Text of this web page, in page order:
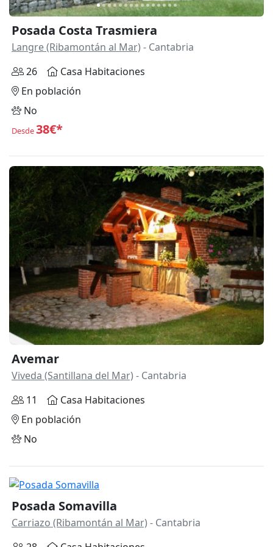
Posada Costa Trasmiera
Langre (Ribamontán al Mar) - Cantabria
26
Casa Habitaciones
En población
No
Desde38€*
Avemar
Viveda (Santillana del Mar) - Cantabria
11
Casa Habitaciones
En población
No
Posada Somavilla
Carriazo (Ribamontán al Mar) - Cantabria